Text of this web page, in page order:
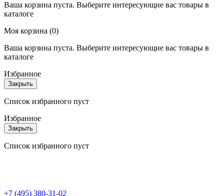
Ваша корзина пуста. Выберите интересующие вас товары в
каталоге
Моя корзина (0)
Ваша корзина пуста. Выберите интересующие вас товары в
каталоге
Избранное
Закрыть
Список избранного пуст
Избранное
Закрыть
Список избранного пуст
+7 (495) 380-31-02